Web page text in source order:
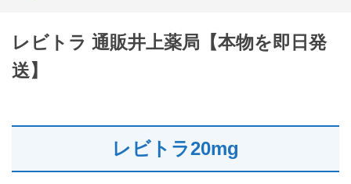
レビトラ 通販井上薬局【本物を即日発
送】
レビトラ20mg